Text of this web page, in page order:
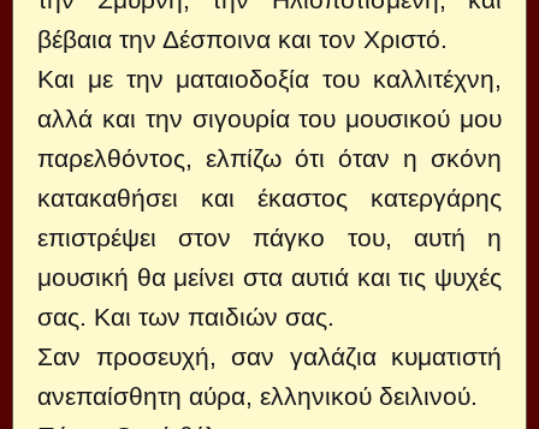
βέβαια την Δέσποινα και τον Χριστό.
Και με την ματαιοδοξία του καλλιτέχνη,
αλλά και την σιγουρία του μουσικού μου
παρελθόντος, ελπίζω ότι όταν η σκόνη
κατακαθήσει και έκαστος κατεργάρης
επιστρέψει στον πάγκο του, αυτή η
μουσική θα μείνει στα αυτιά και τις ψυχές
σας. Και των παιδιών σας.
Σαν προσευχή, σαν γαλάζια κυματιστή
ανεπαίσθητη αύρα, ελληνικού δειλινού.